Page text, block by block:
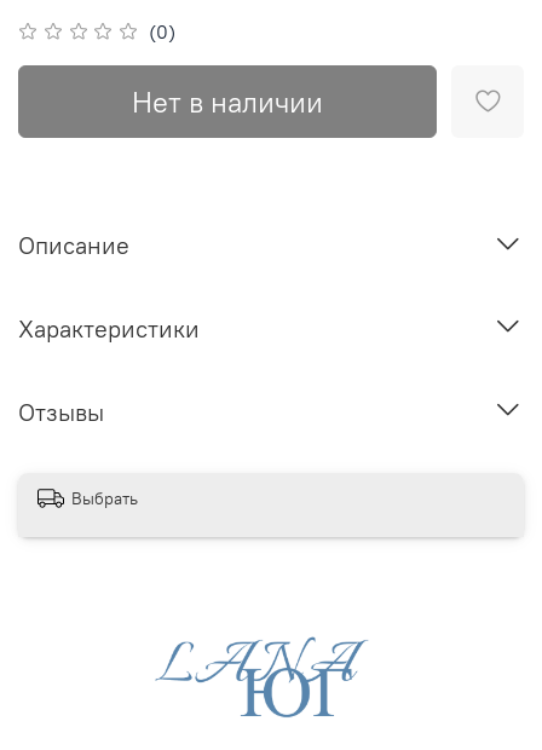
(0)
Нет в наличии
Описание
Характеристики
Отзывы
Выбрать